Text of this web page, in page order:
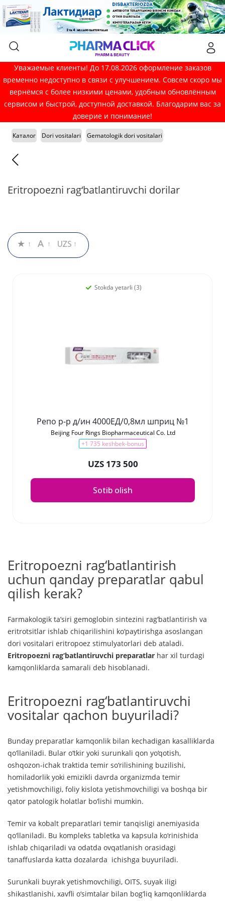
Уважаемые клиенты! До 17.08.2026 оформление заказов
временно недоступно в связи с улучшением. Совсем скоро мы
вернёмся с более низкими ценами, удобным обновлённым
сервисом и быстрой, доступной доставкой. Благодарим вас за
доверие и понимание!
Каталог Dori vositalari Gematologik dori vositalari
Eritropoezni rag‘batlantiruvchi dorilar
Stokda yetarli (3)
Репо р-р д/ин 4000ЕД/0,8мл шприц №1
Beijing Four Rings Biopharmaceutical Co. Ltd
+1 735 keshbek-bonus
UZS 173 500
Sotib olish
Eritropoezni rag‘batlantirish
uchun qanday preparatlar qabul
qilish kerak?
Farmakologik ta’siri gemoglobin sintezini rag‘batlantirish va
eritrotsitlar ishlab chiqarilishini ko‘paytirishga asoslangan
dori vositalari eritropoez stimulyatorlari deb ataladi.
Eritropoezni rag‘batlantiruvchi preparatlar har xil turdagi
kamqonliklarda samarali deb hisoblanadi.
Eritropoezni rag‘batlantiruvchi
vositalar qachon buyuriladi?
Bunday preparatlar kamqonlik bilan kechadigan kasalliklarda
qo‘llaniladi. Bular o‘tkir yoki surunkali qon yo‘qotish,
oshqozon-ichak traktida temir so‘rilishining buzilishi,
homiladorlik yoki emizikli davrda organizmda temir
yetishmovchiligi, foliy kislota yetishmovchiligi va boshqa bir
qator patologik holatlar bo‘lishi mumkin.
Temir va kobalt preparatlari temir tanqisligi anemiyasida
qo‘llaniladi. Bu kompleks tabletka va kapsula ko‘rinishida
ishlab chiqariladi va odatda ovqatlanish orasidagi
tanaffuslarda katta dozalarda ichishga buyuriladi.
Surunkali buyrak yetishmovchiligi, OITS, suyak iligi
shikastlanishi, xavfli o‘simtalar bilan bog‘liq kamqonliklarda